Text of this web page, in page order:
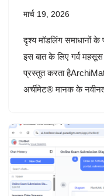
मार्च 19, 2026
दृश्य मॉडलिंग समाधानों
इस बात के लिए गर्व
प्रस्तुत करता
अर्चीमेट® मानक के